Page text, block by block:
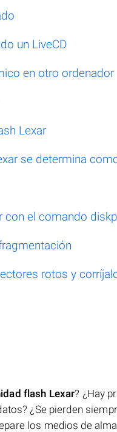
un LiveCD
en otro ordenador
Lexar
se determina
con el comando
rotos y
flash Lexar? ¿Hay
¿Se pierden
los medios de